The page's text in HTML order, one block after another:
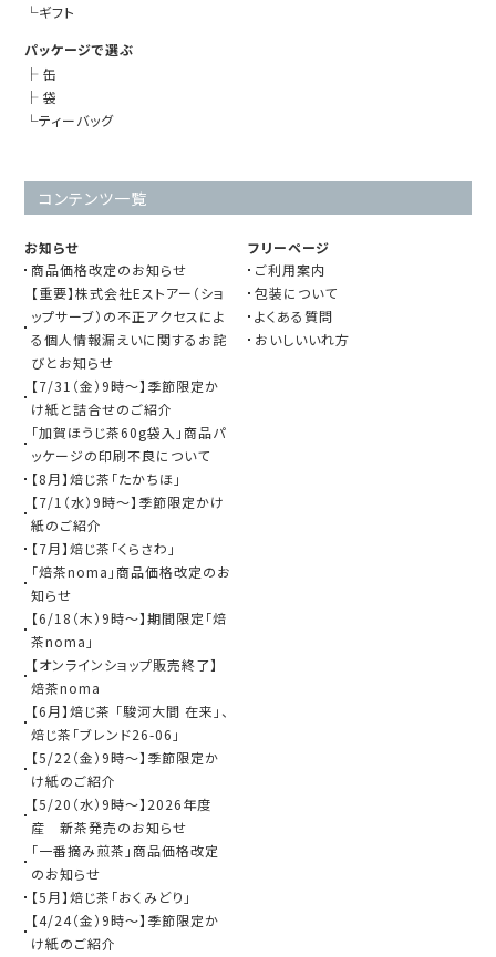
└ギフト
パッケージで選ぶ
├缶
├袋
└ティーバッグ
コンテンツ一覧
お知らせ
商品価格改定のお知らせ
【重要】株式会社Eストアー（ショ
ップサーブ）の不正アクセスによ
る個人情報漏えいに関するお詫
びとお知らせ
【7/31（金）9時～】季節限定か
け紙と詰合せのご紹介
「加賀ほうじ茶60g袋入」商品パ
ッケージの印刷不良について
【8月】焙じ茶「たかちほ」
【7/1（水）9時～】季節限定かけ
紙のご紹介
【7月】焙じ茶「くらさわ」
「焙茶noma」商品価格改定のお
知らせ
【6/18（木）9時～】期間限定「焙
茶noma」
【オンラインショップ販売終了】
焙茶noma
【6月】焙じ茶 「駿河大間 在来」、
焙じ茶「ブレンド26-06」
【5/22（金）9時～】季節限定か
け紙のご紹介
【5/20（水）9時～】2026年度
産 新茶発売のお知らせ
「一番摘み煎茶」商品価格改定
のお知らせ
【5月】焙じ茶「おくみどり」
【4/24（金）9時～】季節限定か
け紙のご紹介
フリーページ
ご利用案内
包装について
よくある質問
おいしいいれ方